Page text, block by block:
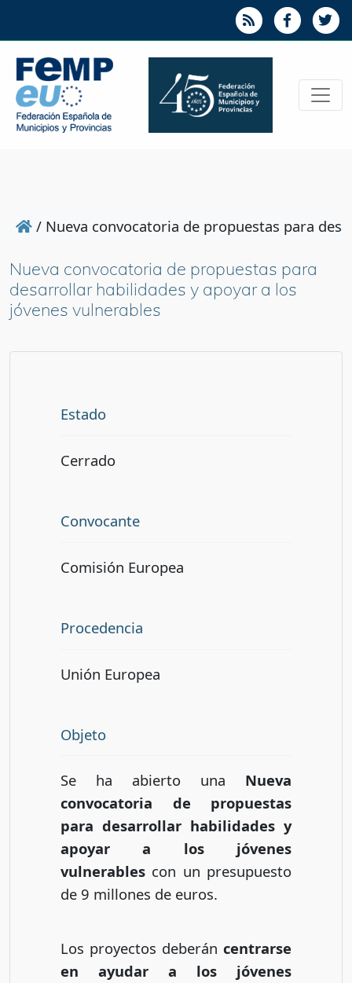
/ Nueva convocatoria de propuestas para
Nueva convocatoria de propuestas para
desarrollar habilidades y apoyar a los
jóvenes vulnerables
Estado
Cerrado
Convocante
Comisión Europea
Procedencia
Unión Europea
Objeto
Se ha abierto una Nueva
convocatoria de propuestas
para desarrollar habilidades y
apoyar a los jóvenes
vulnerables con un presupuesto
de 9 millones de euros.
Los proyectos deberán centrarse
en ayudar a los jóvenes